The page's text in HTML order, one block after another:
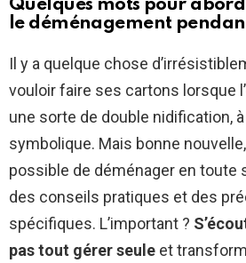
Quelques mots pour
le déménagement
Il y a quelque chose
vouloir faire ses cartons lorsque
une sorte de double nidification,
symbolique. Mais bonne
possible de déménager en toute
des conseils pratiques et des
spécifiques. L’important ?
pas tout gérer seule et